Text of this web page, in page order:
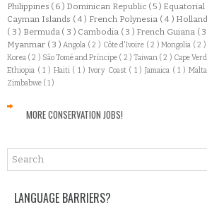
Philippines ( 6 ) Dominican Republic ( 5 ) Equatorial
Cayman Islands ( 4 ) French Polynesia ( 4 ) Holland
( 3 ) Bermuda ( 3 ) Cambodia ( 3 ) French Guiana (
Myanmar ( 3 )Angola ( 2 ) Côte d'Ivoire ( 2 )Mongolia ( 2 )
Korea ( 2 ) São Tomé and Príncipe ( 2 ) Taiwan ( 2 ) Cape
Ethiopia ( 1 ) Haiti ( 1 ) Ivory Coast ( 1 )Jamaica ( 1 ) Malta
Zimbabwe ( 1 )
MORE CONSERVATION JOBS!
LANGUAGE BARRIERS?